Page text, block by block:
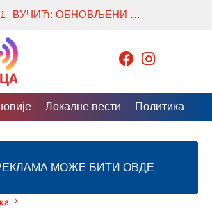
ВУЧИЋ: ОБНОВЉЕНИ СТАРИ ЖЕЛЕЗНИЧКИ МОСТ БИЋЕ НОВА БЕОГРАДСКА АТРАКЦИЈА
Локалне вести Политика
МОЖЕ БИТИ ОВДЕ